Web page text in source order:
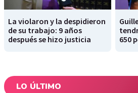
La violaron y la despidieron
de su trabajo: 9 años
después se hizo justicia
650
LO ÚLTIMO